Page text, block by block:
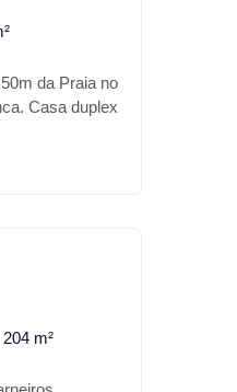
da Praia no
Casa duplex
sem falar da
204 m²